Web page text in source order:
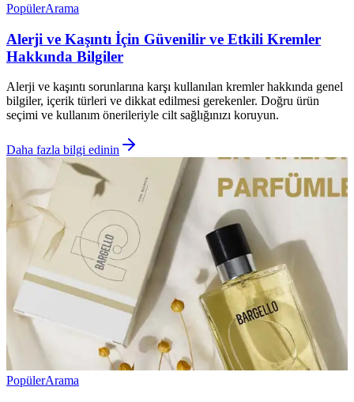
PopülerArama
Alerji ve Kaşıntı İçin Güvenilir ve Etkili Kremler
Hakkında Bilgiler
Alerji ve kaşıntı sorunlarına karşı kullanılan kremler hakkında genel
bilgiler, içerik türleri ve dikkat edilmesi gerekenler. Doğru ürün
seçimi ve kullanım önerileriyle cilt sağlığınızı koruyun.
Daha fazla bilgi edinin
PopülerArama